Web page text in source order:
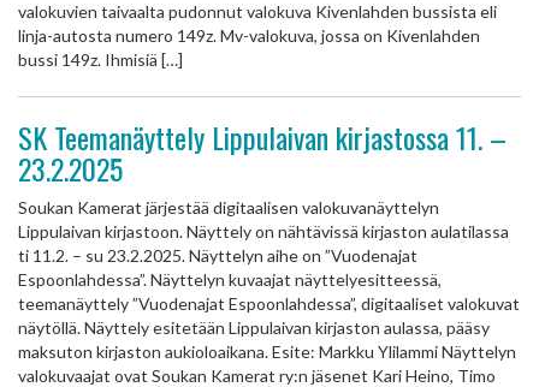
valokuvien taivaalta pudonnut valokuva Kivenlahden bussista eli
linja-autosta numero 149z. Mv-valokuva, jossa on Kivenlahden
bussi 149z. Ihmisiä […]
SK Teemanäyttely Lippulaivan kirjastossa 11. –
23.2.2025
Soukan Kamerat järjestää digitaalisen valokuvanäyttelyn
Lippulaivan kirjastoon. Näyttely on nähtävissä kirjaston aulatilassa
ti 11.2. – su 23.2.2025. Näyttelyn aihe on ”Vuodenajat
Espoonlahdessa”. Näyttelyn kuvaajat näyttelyesitteessä,
teemanäyttely ”Vuodenajat Espoonlahdessa”, digitaaliset valokuvat
näytöllä. Näyttely esitetään Lippulaivan kirjaston aulassa, pääsy
maksuton kirjaston aukioloaikana. Esite: Markku Ylilammi Näyttelyn
valokuvaajat ovat Soukan Kamerat ry:n jäsenet Kari Heino, Timo